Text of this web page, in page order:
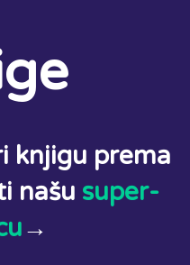
knjigu prema
našu super-
→